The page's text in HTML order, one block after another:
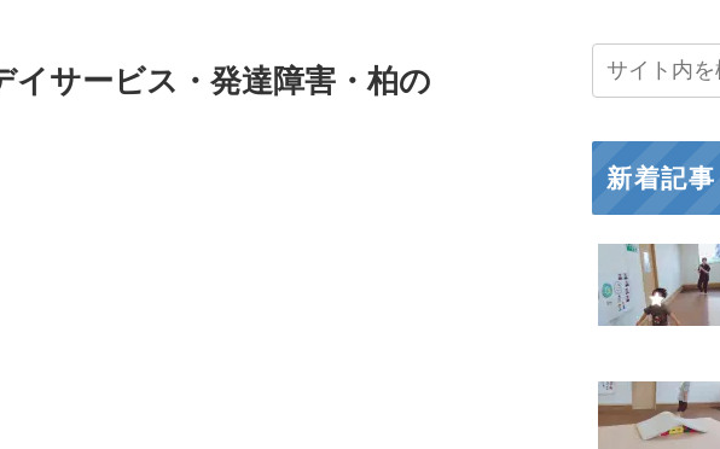
サービス・発達障害・柏の
新着記事